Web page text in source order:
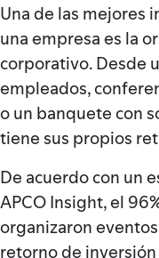
Una de las mejores
una empresa es la
corporativo. Desde
empleados,
o un banquete con
tiene sus propios
De acuerdo con un
APCO Insight, el
organizaron
retorno de